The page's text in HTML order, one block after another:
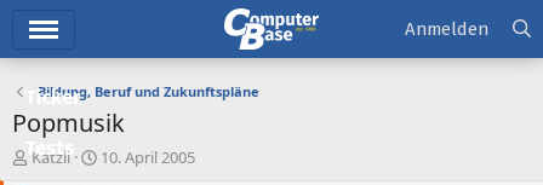
Ticker
Tests
Anmelden
Bildung, Beruf und Zukunftspläne
Popmusik
E
Kätzli
E10. April 2005